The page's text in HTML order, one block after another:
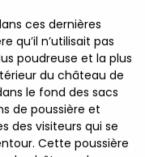
ces dernières
qu’il n’utilisait pas
poudreuse et la plus
du château de
le fond des sacs
de poussière et
des visiteurs qui se
Cette poussière